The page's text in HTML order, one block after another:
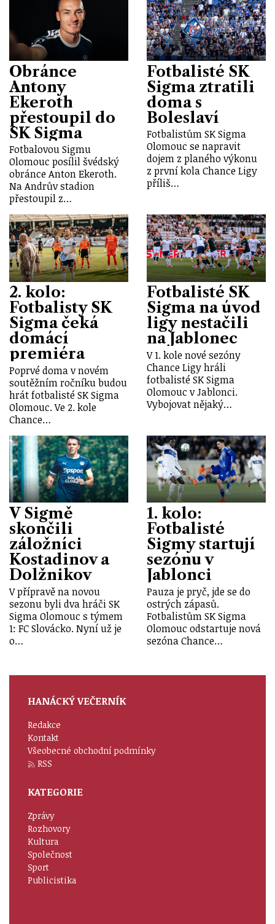
Obránce
Antony
Ekeroth
přestoupil do
SK Sigma
Fotbalovou Sigmu
Olomouc posílil švédský
obránce Anton Ekeroth.
Na Andrův stadion
přestoupil z…
Fotbalisté SK
Sigma ztratili
doma s
Boleslaví
Fotbalistům SK Sigma
Olomouc se napravit
dojem z planého výkonu
z první kola Chance Ligy
příliš…
2. kolo:
Fotbalisty SK
Sigma čeká
domácí
premiéra
Poprvé doma v novém
soutěžním ročníku budou
hrát fotbalisté SK Sigma
Olomouc. Ve 2. kole
Chance…
Fotbalisté SK
Sigma na úvod
ligy nestačili
na Jablonec
V 1. kole nové sezóny
Chance Ligy hráli
fotbalisté SK Sigma
Olomouc v Jablonci.
Vybojovat nějaký…
V Sigmě
skončili
záložníci
Kostadinov a
Dolžnikov
V přípravě na novou
sezonu byli dva hráči SK
Sigma Olomouc s týmem
1: FC Slovácko. Nyní už je
o…
1. kolo:
Fotbalisté
Sigmy startují
sezónu v
Jablonci
Pauza je pryč, jde se do
ostrých zápasů.
Fotbalistům SK Sigma
Olomouc odstartuje nová
sezóna Chance…
HANÁCKÝ VEČERNÍK
Redakce
Kontakt
Všeobecné obchodní podmínky
RSS
KATEGORIE
Zprávy
Rozhovory
Kultura
Společnost
Sport
Publicistika